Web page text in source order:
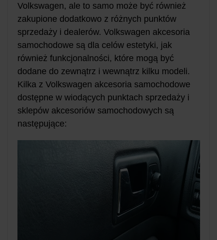
Volkswagen, ale to samo może być również
zakupione dodatkowo z różnych punktów
sprzedaży i dealerów. Volkswagen akcesoria
samochodowe są dla celów estetyki, jak
również funkcjonalności, które mogą być
dodane do zewnątrz i wewnątrz kilku modeli.
Kilka z Volkswagen akcesoria samochodowe
dostępne w wiodących punktach sprzedaży i
sklepów akcesoriów samochodowych są
następujące: